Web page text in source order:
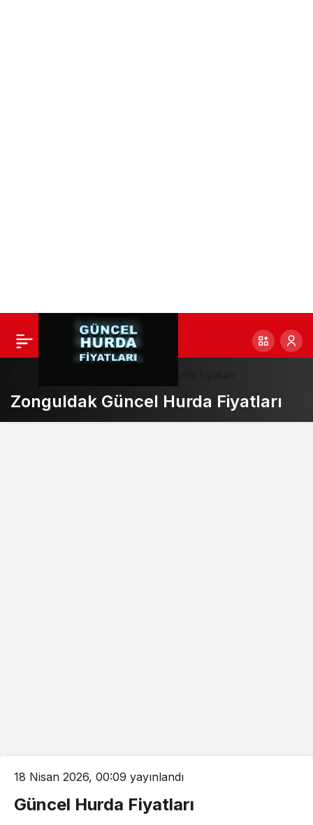
Zonguldak Güncel Hurda Fiyatları
18 Nisan 2026, 00:09 yayınlandı
Güncel Hurda Fiyatları